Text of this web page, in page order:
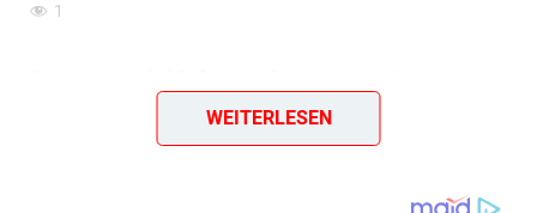
1
Curry-Hähnchen mit
Kräuterreis
WEITERLESEN